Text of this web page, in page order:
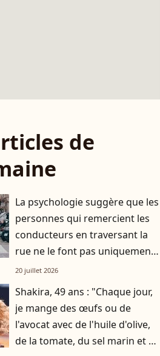
de
La psychologie suggère que les
personnes qui remercient les
conducteurs en traversant la
rue ne le font pas uniquement
par gratitude
20 juillet 2026
Shakira, 49 ans : "Chaque jour,
je mange des œufs ou de
l'avocat avec de l'huile d'olive,
de la tomate, du sel marin et un